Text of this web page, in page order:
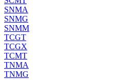
SNMA
SNMG
SNMM
TCGT
TCGX
TCMT
TNMA
TNMG